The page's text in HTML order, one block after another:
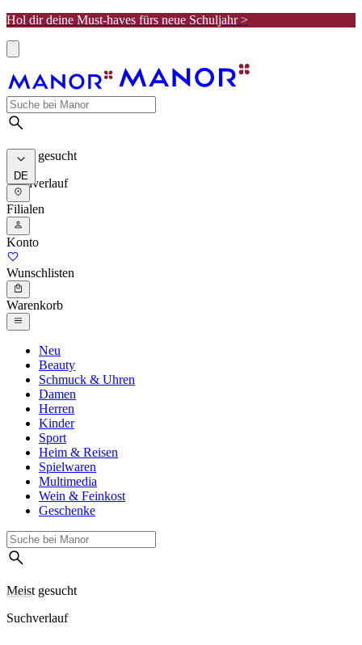
Hol dir deine Must-haves fürs neue Schuljahr >
Meist gesucht
Suchverlauf
DE
Filialen
Konto
Wunschlisten
Warenkorb
Neu
Beauty
Schmuck & Uhren
Damen
Herren
Kinder
Sport
Heim & Reisen
Spielwaren
Multimedia
Wein & Feinkost
Geschenke
Meist gesucht
Suchverlauf